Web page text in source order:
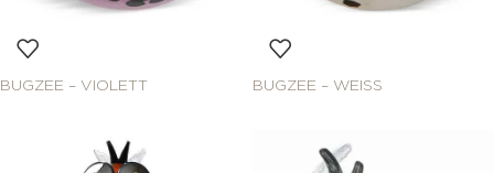
BUGZEE – VIOLETT BUGZEE – WEISS